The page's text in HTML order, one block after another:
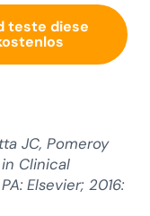
teste diese
JC, Pomeroy
in Clinical
Elsevier; 2016: